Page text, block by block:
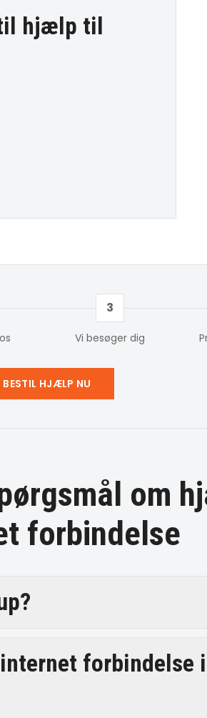
hjælp til
3
Vi besøger dig
BESTIL HJÆLP NU
om
forbindelse
forbindelse i